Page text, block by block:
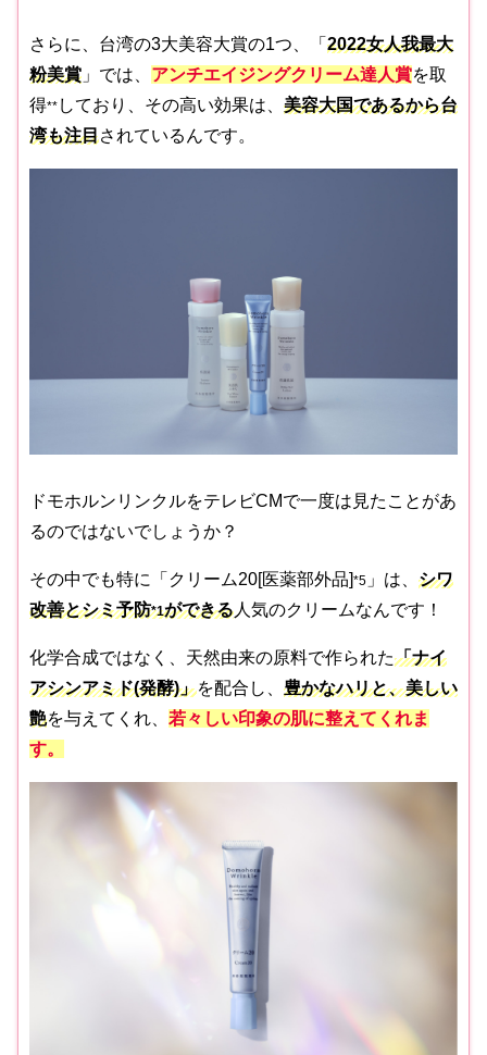
さらに、台湾の3大美容大賞の1つ、「 2022女人我最大
粉美賞 」では、 アンチエイジングクリーム達人賞を取
得** しており、その高い効果は、 美容大国であるから台
湾も注目されているんです。
ドモホルンリンクルをテレビCMで一度は見たことがあ
るのではないでしょうか？
その中でも特に「クリーム20[医薬部外品]*5 」は、 シワ
改善とシミ予防*1ができる人気のクリームなんです！
化学合成ではなく、天然由来の原料で作られた「ナイ
アシンアミド(発酵)」を配合し、 豊かなハリと、美しい
艶を与えてくれ、 若々しい印象の肌に整えてくれま
す。